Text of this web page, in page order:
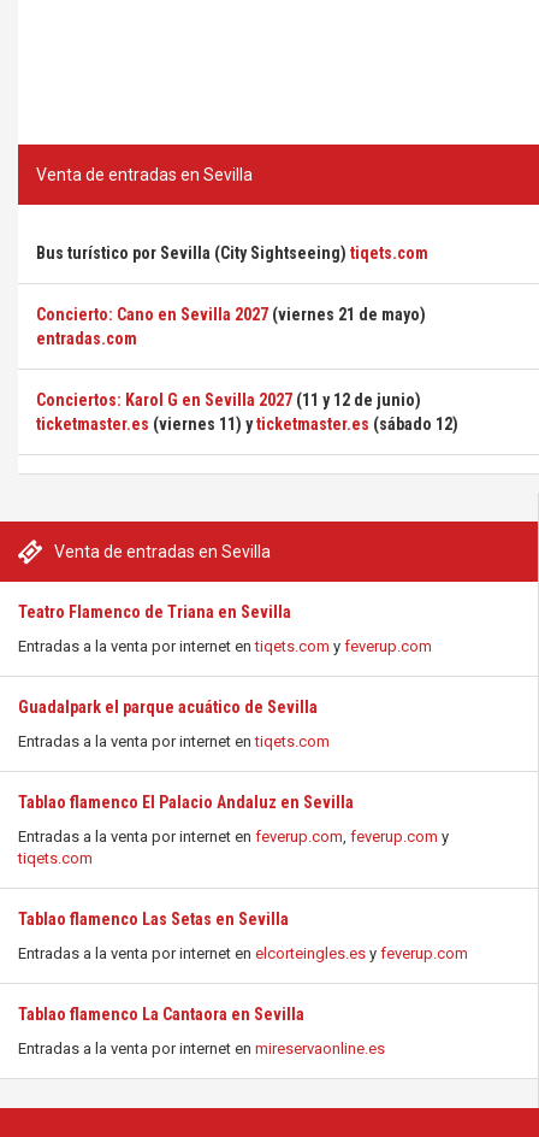
Venta de entradas en Sevilla
Teatro Flamenco de Triana en Sevilla
Entradas a la venta por internet entiqets.com y feverup.com
Guadalpark el parque acuático de Sevilla
Entradas a la venta por internet entiqets.com
Tablao flamenco El Palacio Andaluz en Sevilla
Entradas a la venta por internet en feverup.com, feverup.com y
tiqets.com
Tablao flamenco Las Setas en Sevilla
Entradas a la venta por internet en elcorteingles.es y feverup.com
Tablao flamenco La Cantaora en Sevilla
Entradas a la venta por internet en mireservaonline.es
Venta de entradas en Sevilla
Bus turístico por Sevilla (City Sightseeing) tiqets.com
Concierto: Cano en Sevilla 2027 (viernes 21 de mayo)
entradas.com
Conciertos: Karol G en Sevilla 2027 (11 y 12 de junio)
ticketmaster.es (viernes 11) yticketmaster.es (sábado 12)